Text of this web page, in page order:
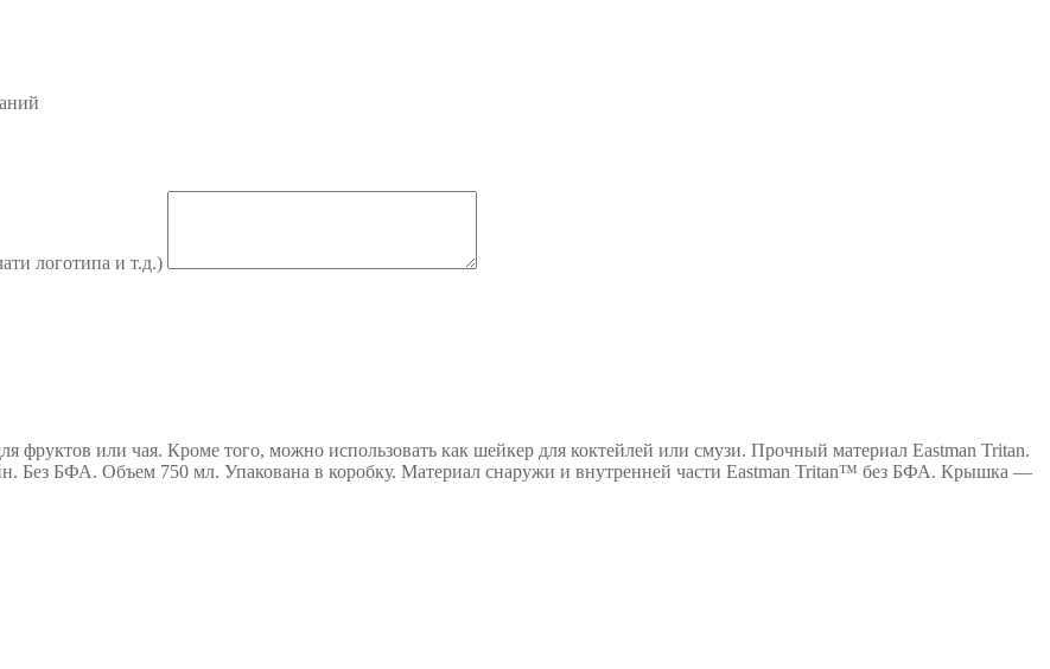
логотипа и т.д.)
или чая. Кроме того, можно использовать как шейкер для коктейлей или смузи. Прочный материал Eastman Tritan.
Без БФА. Объем 750 мл. Упакована в коробку. Материал снаружи и внутренней части Eastman Tritan™ без БФА. Крышка —